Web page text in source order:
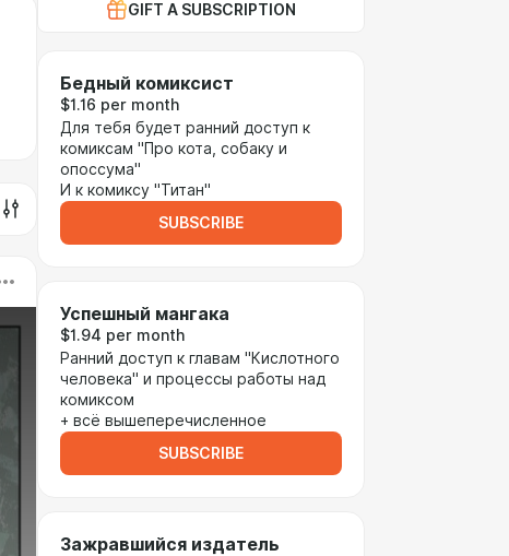
GIFT A SUBSCRIPTION
Бедный комиксист
$1.16 per month
Для тебя будет ранний доступ к
комиксам "Про кота, собаку и
опоссума"
И к комиксу "Титан"
SUBSCRIBE
Успешный мангака
$1.94 per month
Ранний доступ к главам "Кислотного
человека" и процессы работы над
комиксом
+ всё вышеперечисленное
SUBSCRIBE
Зажравшийся издатель